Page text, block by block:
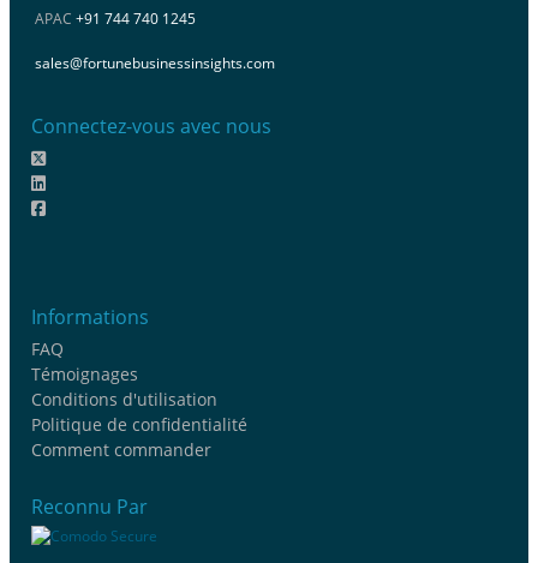
APAC +91 744 740 1245
sales@fortunebusinessinsights.com
Connectez-vous avec nous
Informations
FAQ
Témoignages
Conditions d'utilisation
Politique de confidentialité
Comment commander
Reconnu Par